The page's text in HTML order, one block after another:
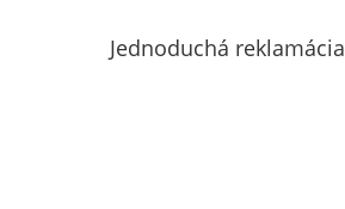
Jednoduchá reklamácia